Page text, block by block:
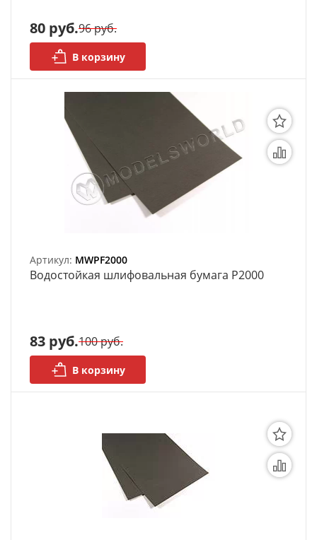
80 руб.96 руб.
В корзину
Артикул: MWPF2000
Bодостойкая шлифовальная бумага P2000
83 руб.100 руб.
В корзину